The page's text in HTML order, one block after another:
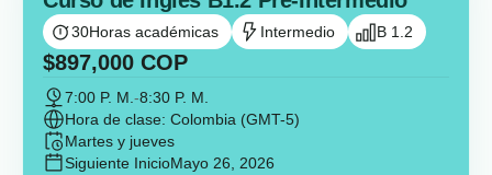
30Horas académicas Intermedio B 1.2
$897,000 COP
7:00 P. M. -8:30 P. M.
Hora de clase: Colombia (GMT-5)
Martes y jueves
Siguiente InicioMayo 26, 2026